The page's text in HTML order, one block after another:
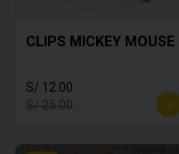
CLIPS MICKEY MOUSE
S/ 12.00
S/ 25.00